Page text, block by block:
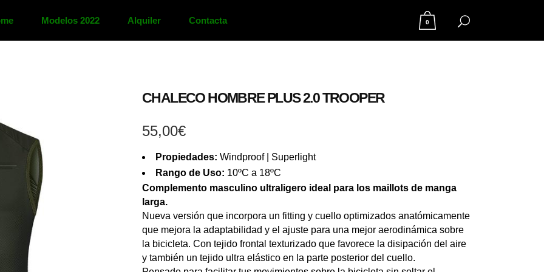
0
Modelos 2022 Alquiler Contacta
CHALECO HOMBRE PLUS 2.0 TROOPER
55,00€
Propiedades: Windproof | Superlight
Rango de Uso: 10ºC a 18ºC
Complemento masculino ultraligero ideal para los maillots de manga
larga.
Nueva versión que incorpora un fitting y cuello optimizados anatómicamente
que mejora la adaptabilidad y el ajuste para una mejor aerodinámica sobre
la bicicleta. Con tejido frontal texturizado que favorece la disipación del aire
y también un tejido ultra elástico en la parte posterior del cuello.